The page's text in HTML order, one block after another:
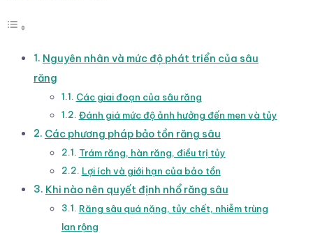
Nguyên nhân và mức độ phát triển của sâu
răng
Các giai đoạn của sâu răng
Đánh giá mức độ ảnh hưởng đến men và tủy
Các phương pháp bảo tồn răng sâu
Trám răng, hàn răng, điều trị tủy
Lợi ích và giới hạn của bảo tồn
Khi nào nên quyết định nhổ răng sâu
Răng sâu quá nặng, tủy chết, nhiễm trùng
lan rộng